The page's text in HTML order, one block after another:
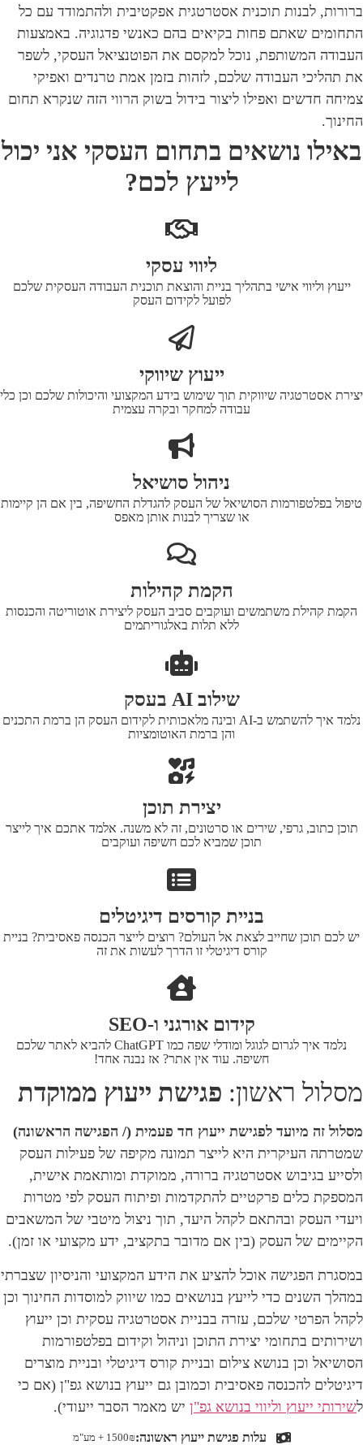
ברורות, לבנות תוכנית אסטרטגית אפקטיבית ולהתמודד עם כל
התחומים שאתם פחות בקיאים בהם כאנשי פדגוגיה. באמצעות
העבודה המשותפת, נוכל למקסם את הפוטנציאל העסקי, לשפר
את תהליכי העבודה שלכם, לזהות בזמן אמת טרנדים ואפיקי
צמיחה חדשים ואפילו ליצור בידול בשוק הרווי הזה שנקרא תחום
החינוך.
באילו נושאים בתחום העסקי אני יכול
לייעץ לכם?
ליווי עסקי
ייעוץ וליווי אישי בתהליך בניית והוצאת תוכנית העבודה העסקית שלכם
לפועל לקידום העסק
ייעוץ שיווקי
יצירת אסטרטגיה שיווקית תוך שימוש בידע המקצועי והיכולות שלכם וכן כלי
עבודה למחקר ובקרה עצמית
ניהול סושיאל
טיפול בפלטפורמות הסושיאל של העסק להגדלת החשיפה, בין אם הן קיימות
או שצריך לבנות אותן מאפס
הקמת קהילות
הקמת קהילת משתמשים ועוקבים סביב העסק ליצירת אוטוריטה והכנסות
ללא תלות באלגוריתמים
שילוב AI בעסק
נלמד איך להשתמש ב-AI ובינה מלאכותית לקידום העסק הן ברמת התכנים
והן ברמת האוטומציות
יצירת תוכן
תוכן כתוב, גרפי, שירים או סרטונים, זה לא משנה. אלמד אתכם איך לייצר
תוכן שמביא לכם חשיפה ועוקבים
בניית קורסים דיגיטלים
יש לכם תוכן שחייב לצאת אל העולם? רוצים לייצר הכנסה פאסיבית? בניית
קורס דיגיטלי זו הדרך לעשות את זה
קידום אורגני ו-SEO
נלמד איך לגרום לגוגל ומודלי שפה כמו ChatGPT להביא לאתר שלכם
חשיפה. עוד אין אתר? אז נבנה אחד!
מסלול ראשון: פגישת ייעוץ ממוקדת
מסלול זה מיועד לפגישת ייעוץ חד פעמית (/ הפגישה הראשונה)
שמטרתה העיקרית היא לייצר תמונה מקיפה של פעילות העסק
ולסייע בגיבוש אסטרטגיה ברורה, ממוקדת ומותאמת אישית,
המספקת כלים פרקטיים להתקדמות ופיתוח העסק לפי מטרות
ויעדי העסק ובהתאם לקהל היעד, תוך ניצול מיטבי של המשאבים
הקיימים של העסק (בין אם מדובר בתקציב, ידע מקצועי או זמן).
במסגרת הפגישה אוכל להציע את הידע המקצועי והניסיון שצברתי
במהלך השנים כדי לייעץ בנושאים כמו שיווק למוסדות החינוך וכן
לקהל הפרטי שלכם, עזרה בבניית אסטרטגיה עסקית וכן ייעוץ
ושירותים בתחומי יצירת התוכן וניהול וקידום בפלטפורמות
הסושיאל וכן בנושא צילום ובניית קורס דיגיטלי ובניית מוצרים
דיגיטלים להכנסה פאסיבית וכמובן גם ייעוץ בנושא גפ"ן (אם כי
לשירותי ייעוץ וליווי בנושא גפ"ן יש מאמר הסבר ייעודי).
עלות פגישת ייעוץ ראשונה:1500₪ + מע"מ